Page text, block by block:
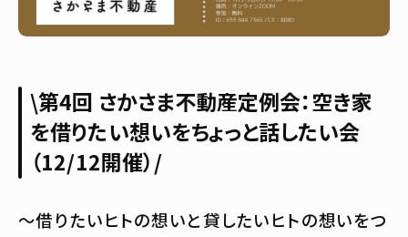
\第4回 さかさま不動産定例会：空き家
を借りたい想いをちょっと話したい会
（12/12開催）/
～借りたいヒトの想いと貸したいヒトの想いをつ